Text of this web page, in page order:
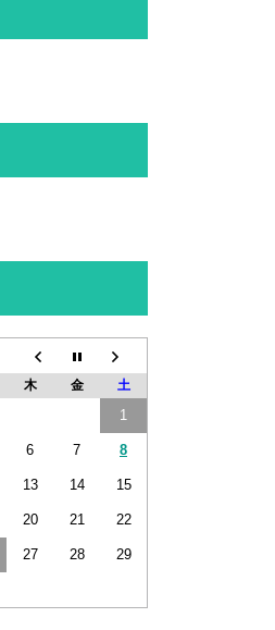
木 金 土
1
6 7 8
13 14 15
20 21 22
27 28 29